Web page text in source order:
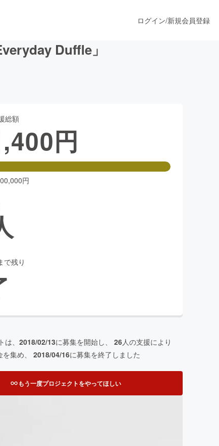
ファッション
ログイン/新規会員登録
Duffle」
総額
円
円
で残り
、 2018/02/13に募集を開始し、 26人の支援により
集め、 2018/04/16に募集を終了しました
もう一度プロジェクトをやってほしい